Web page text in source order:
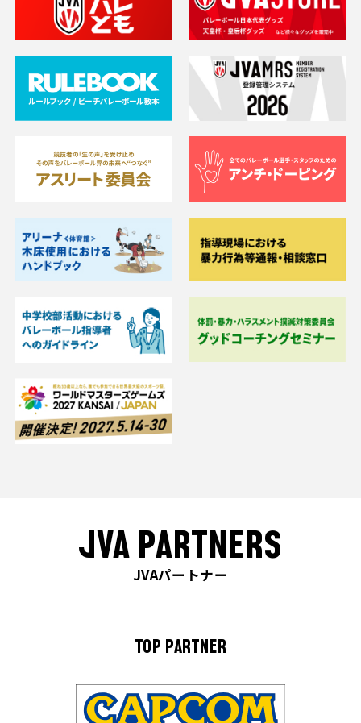
JVA PARTNERS
JVAパートナー
TOP PARTNER